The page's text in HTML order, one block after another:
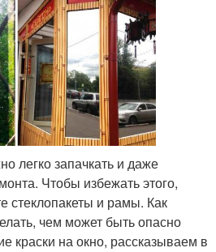
легко запачкать и даже
Чтобы избежать этого,
стеклопакеты и рамы. Как
чем может быть опасно
краски на окно, рассказываем в